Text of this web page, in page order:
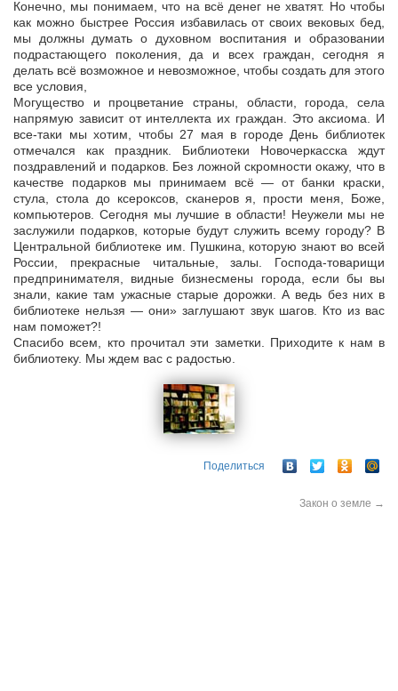
Конечно, мы понимаем, что на всё денег не хватят. Но чтобы
как можно быстрее Россия избавилась от своих вековых бед,
мы должны думать о духовном воспитания и образовании
подрастающего поколения, да и всех граждан, сегодня я
делать всё возможное и невозможное, чтобы создать для этого
все условия,
Могущество и процветание страны, области, города, села
напрямую зависит от интеллекта их граждан. Это аксиома. И
все-таки мы хотим, чтобы 27 мая в городе День библиотек
отмечался как праздник. Библиотеки Новочеркасска ждут
поздравлений и подарков. Без ложной скромности окажу, что в
качестве подарков мы принимаем всё — от банки краски,
стула, стола до ксероксов, сканеров я, прости меня, Боже,
компьютеров. Сегодня мы лучшие в области! Неужели мы не
заслужили подарков, которые будут служить всему городу? В
Центральной библиотеке им. Пушкина, которую знают во всей
России, прекрасные читальные, залы. Господа-товарищи
предпринимателя, видные бизнесмены города, если бы вы
знали, какие там ужасные старые дорожки. А ведь без них в
библиотеке нельзя — они» заглушают звук шагов. Кто из вас
нам поможет?!
Спасибо всем, кто прочитал эти заметки. Приходите к нам в
библиотеку. Мы ждем вас с радостью.
Поделиться
Закон о земле →